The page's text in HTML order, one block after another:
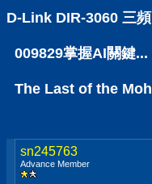
D-Link DIR-3060 三
009829掌握AI關鍵...
The Last of the
sn245763
Advance Member